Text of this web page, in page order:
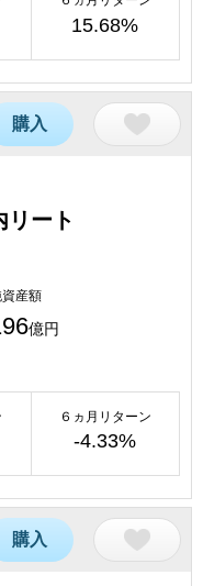
15.68%
購入
ート
産額
億円
６ヵ月リターン
-4.33%
購入